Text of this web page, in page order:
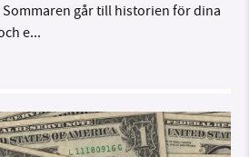
Sommaren går till historien för dina
e...